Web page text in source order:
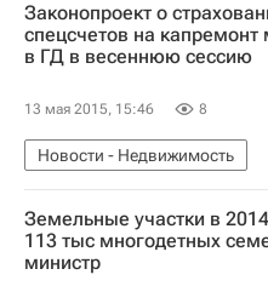
Законопроект о
спецсчетов на капремонт
в ГД в весеннюю сессию
13 мая 2015, 15:46 8
Новости - Недвижимость
Капремонт в Москве
Земельные участки в
113 тыс многодетных
министр